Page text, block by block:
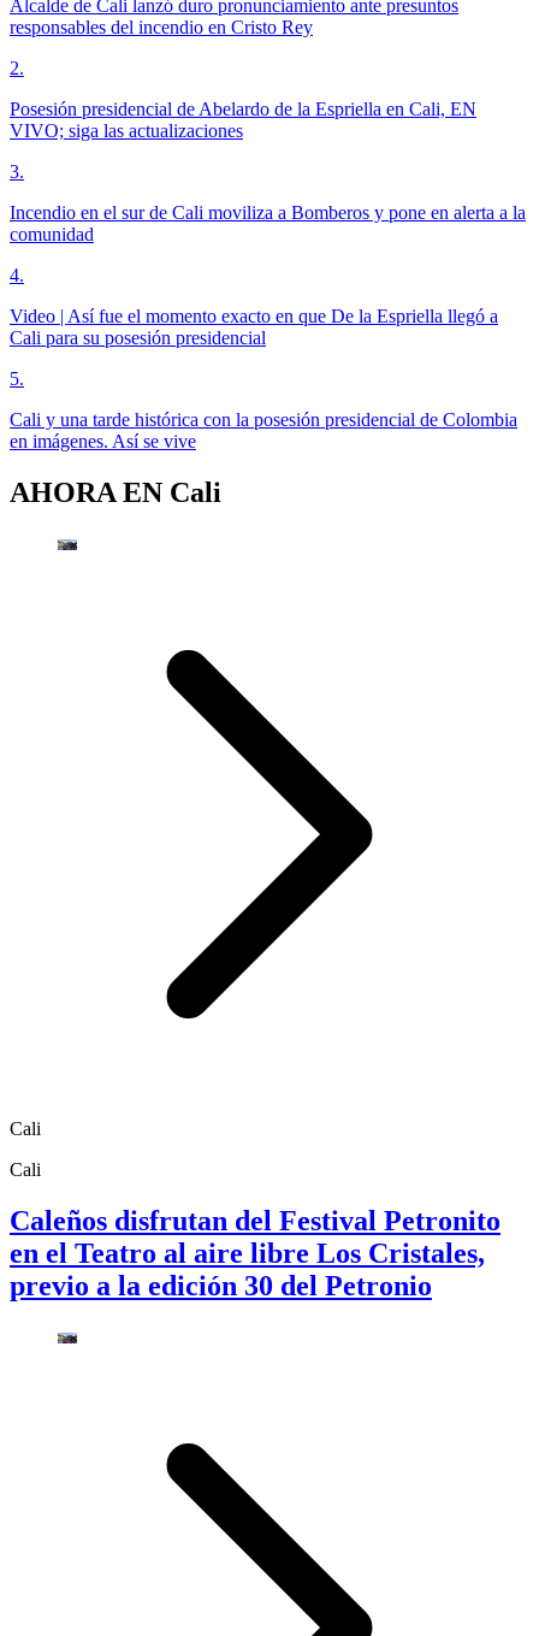
Alcalde de Cali lanzó duro pronunciamiento ante presuntos
responsables del incendio en Cristo Rey
2.
Posesión presidencial de Abelardo de la Espriella en Cali, EN
VIVO; siga las actualizaciones
3.
Incendio en el sur de Cali moviliza a Bomberos y pone en alerta a la
comunidad
4.
Video | Así fue el momento exacto en que De la Espriella llegó a
Cali para su posesión presidencial
5.
Cali y una tarde histórica con la posesión presidencial de Colombia
en imágenes. Así se vive
AHORA EN Cali
Cali
Cali
Caleños disfrutan del Festival Petronito
en el Teatro al aire libre Los Cristales,
previo a la edición 30 del Petronio